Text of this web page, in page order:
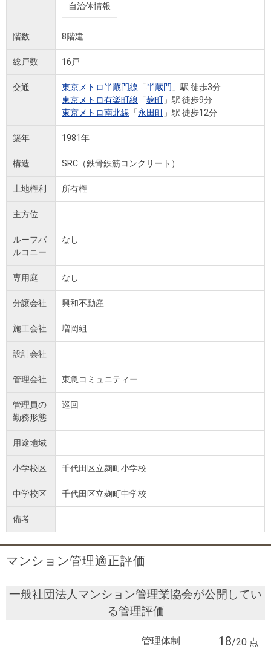
自治体情報
階数 8階建
総戸数 16戸
交通 東京メトロ半蔵門線 「半蔵門 」駅 徒歩3分
東京メトロ有楽町線 「麹町 」駅 徒歩9分
東京メトロ南北線 「永田町 」駅 徒歩12分
築年 1981年
構造 SRC（鉄骨鉄筋コンクリート）
土地権利 所有権
主方位
ルーフバ
ルコニー
なし
専用庭 なし
分譲会社 興和不動産
施工会社 増岡組
設計会社
管理会社 東急コミュニティー
管理員の
勤務形態
巡回
用途地域
小学校区 千代田区立麹町小学校
中学校区 千代田区立麹町中学校
備考
マンション管理適正評価
一般社団法人マンション管理業協会が公開してい
る管理評価
管理体制 18/20 点